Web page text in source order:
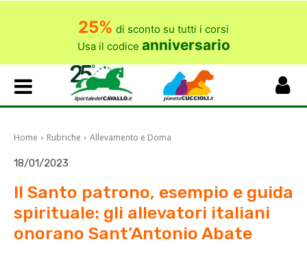
25% di sconto su tutti i corsi
Usa il codice anniversario
Home Rubriche Allevamento e Doma
18/01/2023
Il Santo patrono, esempio e guida
spirituale: gli allevatori italiani
onorano Sant’Antonio Abate